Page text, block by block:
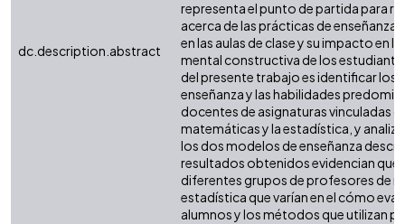
dc.description.abstract
representa el punto de partida para
acerca de las prácticas de enseñanza
en las aulas de clase y su impacto en
mental constructiva de los
del presente trabajo es identificar los
enseñanza y las habilidades
docentes de asignaturas vinculadas
matemáticas y la estadística, y
los dos modelos de enseñanza
resultados obtenidos evidencian que
diferentes grupos de profesores de
estadística que varían en el cómo
alumnos y los métodos que utilizan